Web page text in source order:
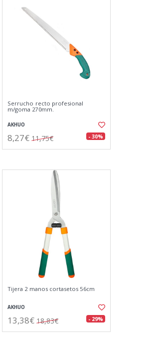
Serrucho recto profesional
m/goma 270mm.
AKHUO
8,27€ 11,75€ - 30%
Tijera 2 manos cortasetos 56cm
AKHUO
13,38€ 18,83€ - 29%